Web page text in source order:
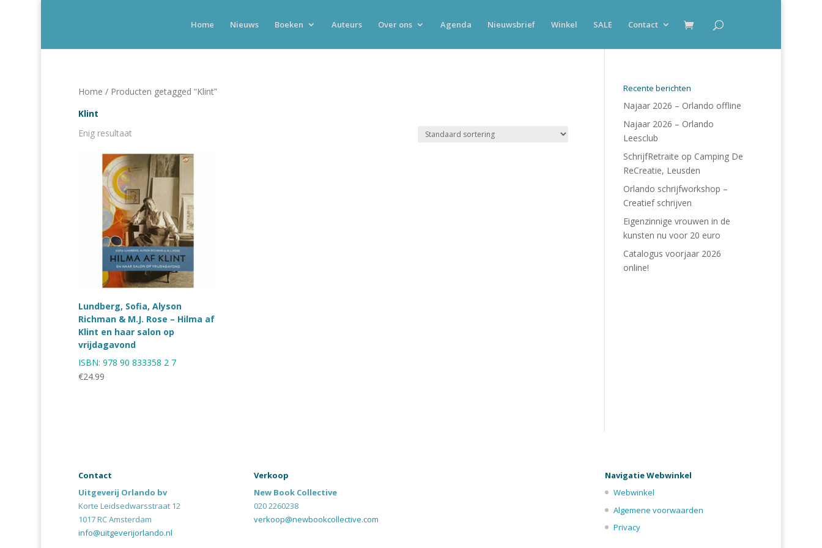
Home Nieuws Boeken Auteurs Over ons Agenda Nieuwsbrief Winkel SALE Contact
Home / Producten getagged “Klint”
Klint
Enig resultaat
Lundberg, Sofia, Alyson
Richman & M.J. Rose – Hilma af
Klint en haar salon op
vrijdagavond
ISBN: 978 90 833358 2 7
€24.99
Recente berichten
Najaar 2026 – Orlando offline
Najaar 2026 – Orlando
Leesclub
SchrijfRetraite op Camping De
ReCreatie, Leusden
Orlando schrijfworkshop –
Creatief schrijven
Eigenzinnige vrouwen in de
kunsten nu voor 20 euro
Catalogus voorjaar 2026
online!
Contact
Uitgeverij Orlando bv
Korte Leidsedwarsstraat 12
1017 RC Amsterdam
info@uitgeverijorlando.nl
Verkoop
New Book Collective
020 2260238
verkoop@newbookcollective.com
Navigatie Webwinkel
Webwinkel
Algemene voorwaarden
Privacy